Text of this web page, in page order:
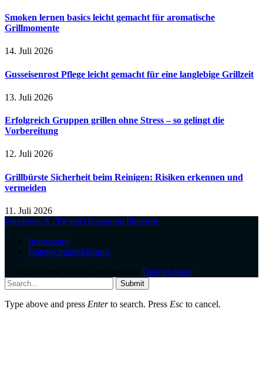
Smoken lernen basics leicht gemacht für aromatische
Grillmomente
14. Juli 2026
Gusseisenrost Pflege leicht gemacht für eine langlebige Grillzeit
13. Juli 2026
Erfolgreich Gruppen grillen ohne Stress – so gelingt die
Vorbereitung
12. Juli 2026
Grillbürste Sicherheit beim Reinigen: Risiken erkennen und
vermeiden
11. Juli 2026
Facebook X (Twitter) Instagram Pinterest
Impressum
Datenschutzerklärung
ThemeSphere
Submit
Type above and press Enterto search. Press Esc to cancel.